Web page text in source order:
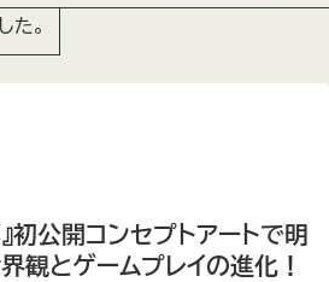
た。
初公開コンセプトアートで明
観とゲームプレイの進化！